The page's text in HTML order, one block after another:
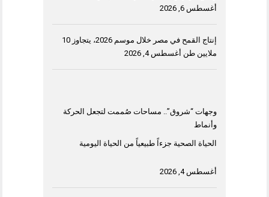
أغسطس 6, 2026
إنتاج القمح في مصر خلال موسم 2026، يتجاوز 10
ملايين طن أغسطس 4, 2026
وجهات “شروق”.. مساحات صُممت لتجعل الحركة
وأنماط
الحياة الصحية جزءاً طبيعياً من الحياة اليومية
أغسطس 4, 2026